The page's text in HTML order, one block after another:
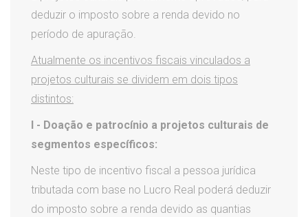
deduzir o imposto sobre a renda devido no
período de apuração.
Atualmente os incentivos fiscais vinculados a
projetos culturais se dividem em dois tipos
distintos:
I - Doação e patrocínio a projetos culturais de
segmentos específicos:
Neste tipo de incentivo fiscal a pessoa jurídica
tributada com base no Lucro Real poderá deduzir
do imposto sobre a renda devido as quantias